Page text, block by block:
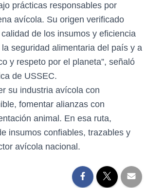
prácticas responsables por
avícola. Su origen verificado
de los insumos y eficiencia
seguridad alimentaria del país y a
y respeto por el planeta”, señaló
de USSEC.
su industria avícola con
fomentar alianzas con
animal. En esa ruta,
insumos confiables, trazables y
avícola nacional.